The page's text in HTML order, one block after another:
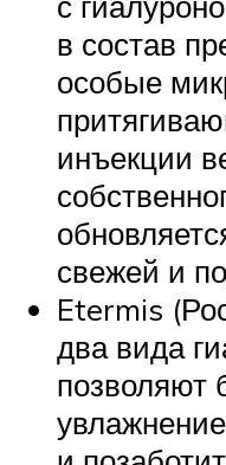
в состав
особые
инъекции
свежей и
Etermis
два вида
позволяют